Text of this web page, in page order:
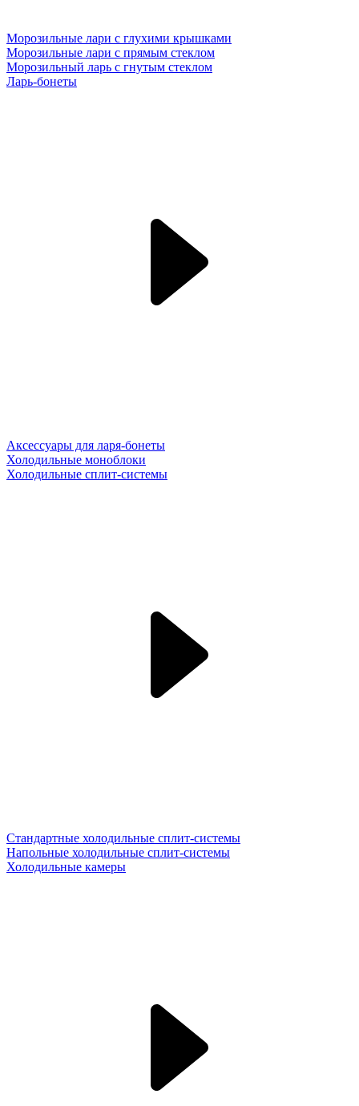
Морозильные лари с глухими крышками
Морозильные лари с прямым стеклом
Морозильный ларь с гнутым стеклом
Ларь-бонеты
Аксессуары для ларя-бонеты
Холодильные моноблоки
Холодильные сплит-системы
Стандартные холодильные сплит-системы
Напольные холодильные сплит-системы
Холодильные камеры